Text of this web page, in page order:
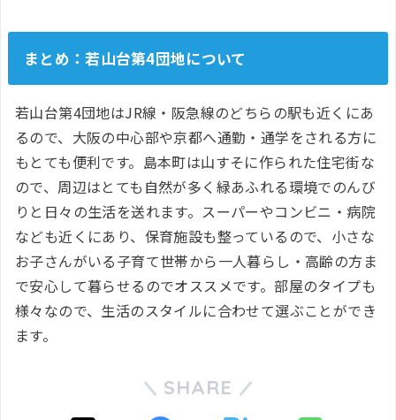
まとめ：若山台第4団地について
若山台第4団地はJR線・阪急線のどちらの駅も近くにあ
るので、大阪の中心部や京都へ通勤・通学をされる方に
もとても便利です。島本町は山すそに作られた住宅街な
ので、周辺はとても自然が多く緑あふれる環境でのんび
りと日々の生活を送れます。スーパーやコンビニ・病院
なども近くにあり、保育施設も整っているので、小さな
お子さんがいる子育て世帯から一人暮らし・高齢の方ま
で安心して暮らせるのでオススメです。部屋のタイプも
様々なので、生活のスタイルに合わせて選ぶことができ
ます。
SHARE